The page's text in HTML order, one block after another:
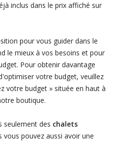
inclus dans le prix affiché sur
pour vous guider dans le
le mieux à vos besoins et pour
Pour obtenir davantage
votre budget, veuillez
votre budget » située en haut à
boutique.
seulement des chalets
vous pouvez aussi avoir une